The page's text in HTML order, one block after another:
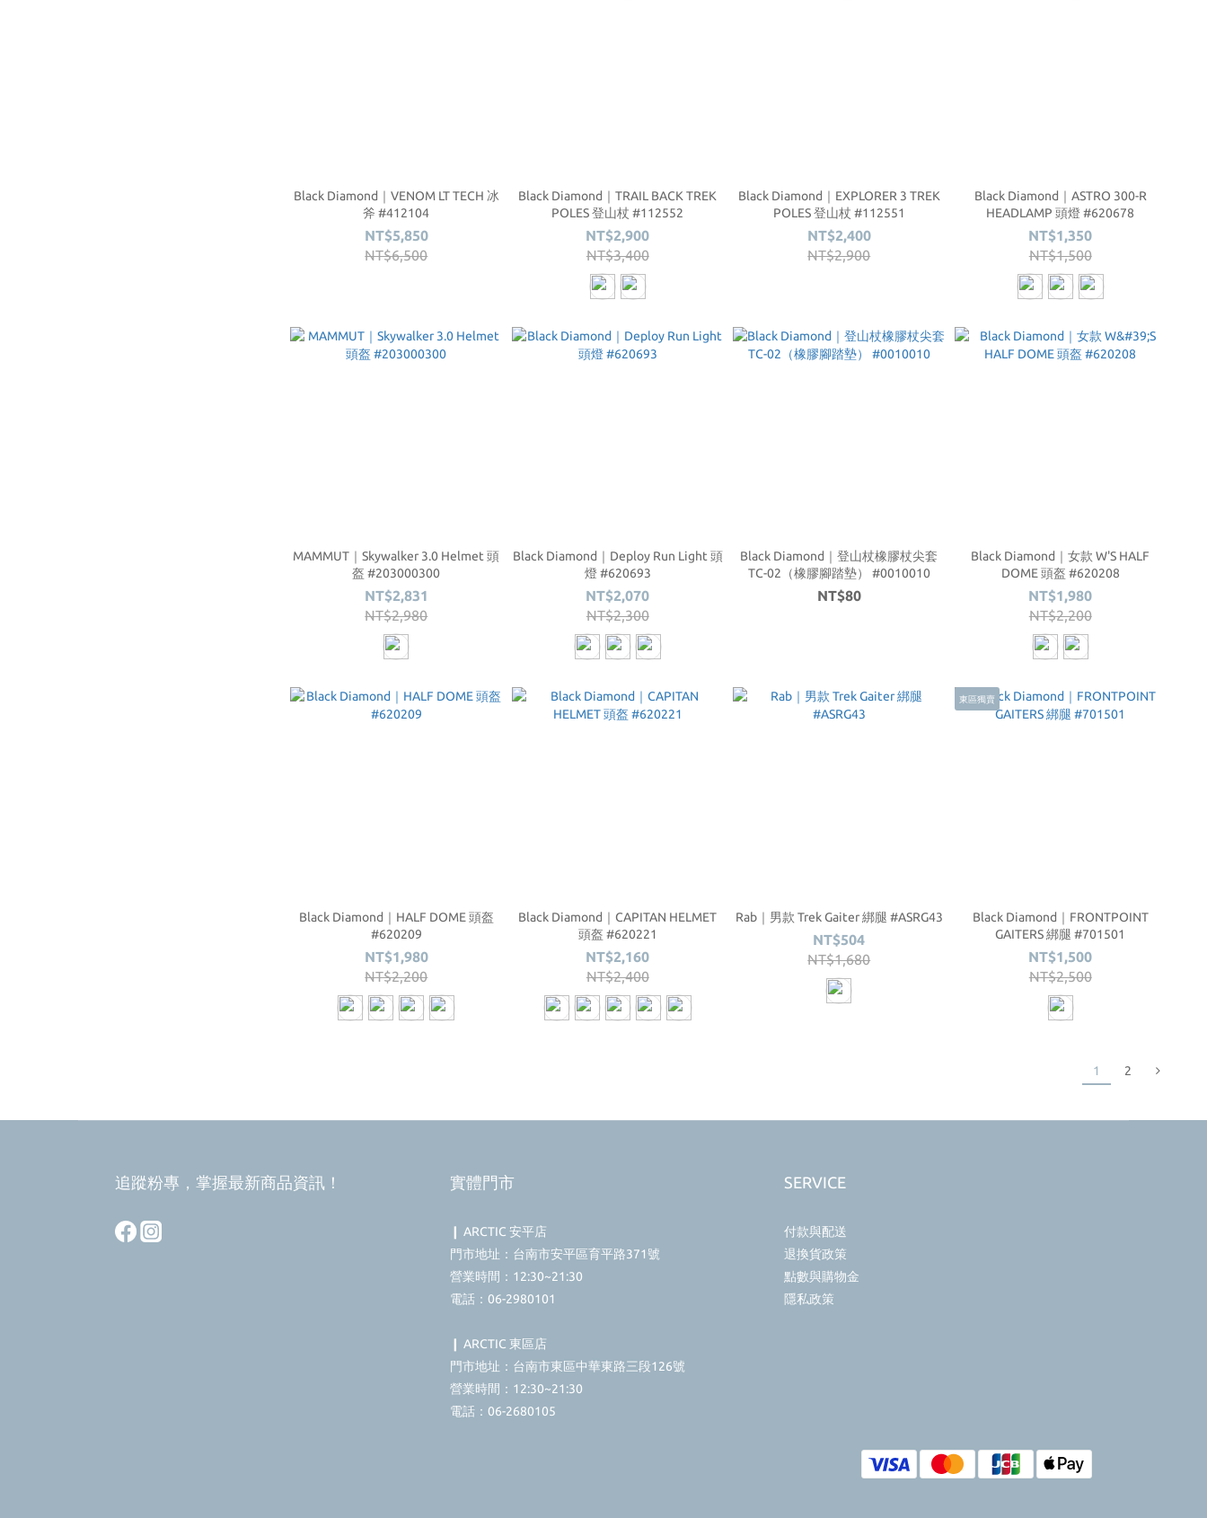
Black Diamond｜VENOM LT TECH 冰
斧 #412104
NT$5,850
NT$6,500
Black Diamond｜TRAIL BACK TREK
POLES 登山杖 #112552
NT$2,900
NT$3,400
Black Diamond｜EXPLORER 3 TREK
POLES 登山杖 #112551
NT$2,400
NT$2,900
Black Diamond｜ASTRO 300-R
HEADLAMP 頭燈 #620678
NT$1,350
NT$1,500
MAMMUT｜Skywalker 3.0 Helmet 頭
盔 #203000300
NT$2,831
NT$2,980
Black Diamond｜Deploy Run Light 頭
燈 #620693
NT$2,070
NT$2,300
Black Diamond｜登山杖橡膠杖尖套
TC-02（橡膠腳踏墊） #0010010
NT$80
Black Diamond｜女款 W'S HALF
DOME 頭盔 #620208
NT$1,980
NT$2,200
Black Diamond｜HALF DOME 頭盔
#620209
NT$1,980
NT$2,200
Black Diamond｜CAPITAN HELMET
頭盔 #620221
NT$2,160
NT$2,400
Rab｜男款 Trek Gaiter 綁腿 #ASRG43
NT$504
NT$1,680
東區獨賣
Black Diamond｜FRONTPOINT
GAITERS 綁腿 #701501
NT$1,500
NT$2,500
1 2
追蹤粉專，掌握最新商品資訊！ 實體門市
❙ ARCTIC 安平店
門市地址：台南市安平區育平路371號
營業時間：12:30~21:30
電話：06-2980101
❙ ARCTIC 東區店
門市地址：台南市東區中華東路三段126號
營業時間：12:30~21:30
電話：06-2680105
SERVICE
付款與配送
退換貨政策
點數與購物金
隱私政策